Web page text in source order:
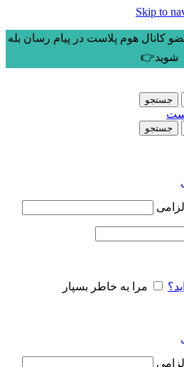
Skip to
کانال هوم پلاست در پیام رسان بله
شوید👉
جستجو
جستجو
الزامی
مرا به خاطر بسپار
الزامی